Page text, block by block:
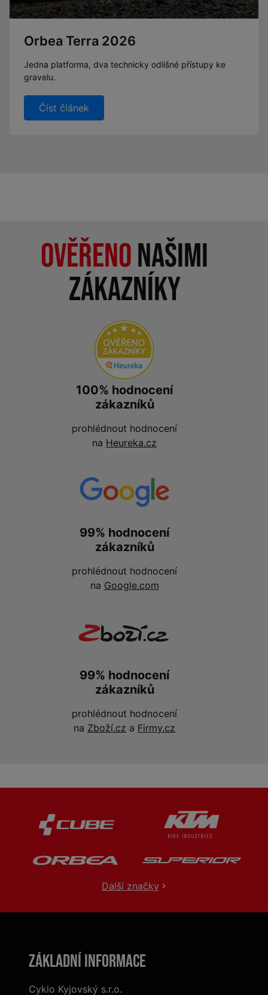
Orbea Terra 2026
Jedna platforma, dva technicky odlišné přístupy ke
gravelu.
Číst článek
Ověřenonašimi
zákazníky
100% hodnocení
zákazníků
prohlédnout hodnocení
na Heureka.cz
99% hodnocení
zákazníků
prohlédnout hodnocení
na Google.com
99% hodnocení
zákazníků
prohlédnout hodnocení
na Zboží.cz a Firmy.cz
Další značky
Základní informace
Cyklo Kyjovský s.r.o.